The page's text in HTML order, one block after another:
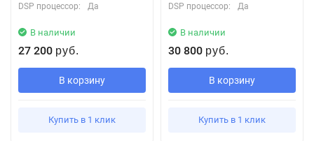
DSP процессор: Да
В наличии
27 200 руб.
В корзину
Купить в 1 клик
DSP процессор: Да
В наличии
30 800 руб.
В корзину
Купить в 1 клик